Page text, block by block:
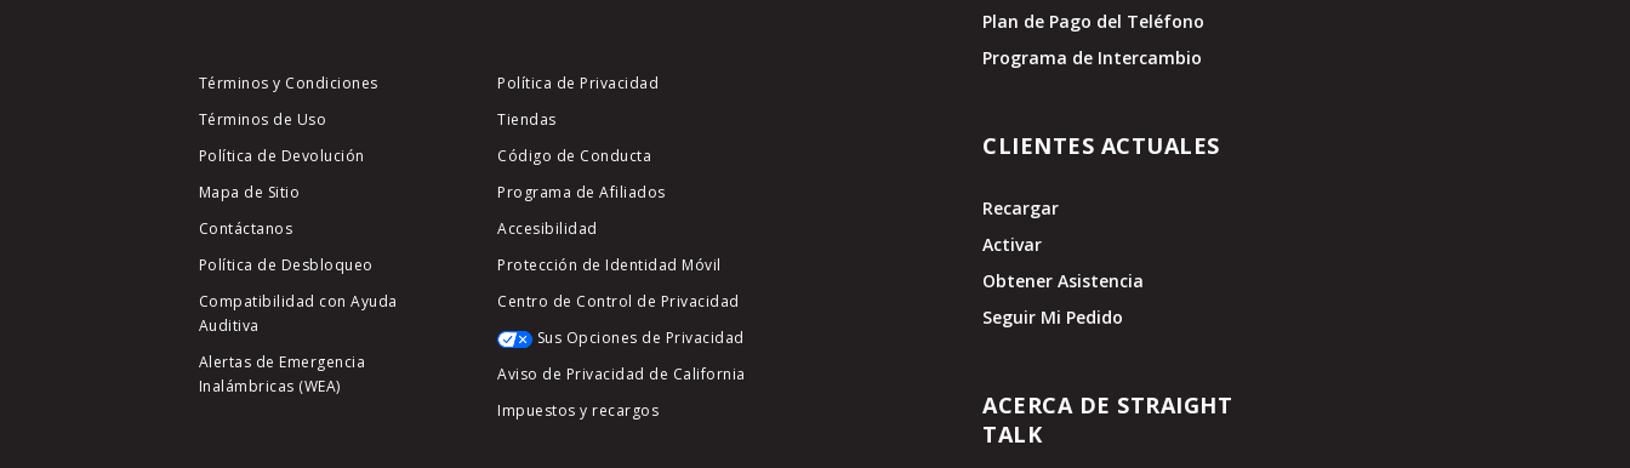
Términos y Condiciones
Términos de Uso
Política de Devolución
Mapa de Sitio
Contáctanos
Política de Desbloqueo
Compatibilidad con Ayuda
Auditiva
Alertas de Emergencia
Inalámbricas (WEA)
Política de Privacidad
Tiendas
Código de Conducta
Programa de Afiliados
Accesibilidad
Protección de Identidad Móvil
Centro de Control de Privacidad
Sus Opciones de Privacidad
Aviso de Privacidad de California
Impuestos y recargos
Plan de Pago del Teléfono
Programa de Intercambio
CLIENTES ACTUALES
Recargar
Activar
Obtener Asistencia
Seguir Mi Pedido
ACERCA DE STRAIGHT
TALK